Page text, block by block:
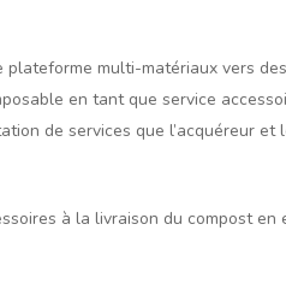
multi-matériaux vers
en tant que service
de services que l’acquéreur
à la livraison du compost